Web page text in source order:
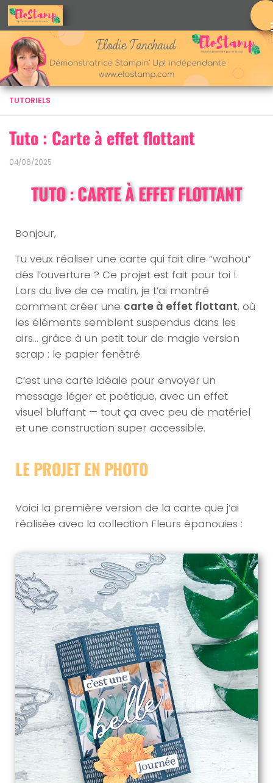
Skip to content
TUTORIELS
Tuto : Carte à effet flottant
04/06/2025
TUTO : CARTE À EFFET FLOTTANT
Bonjour,
Tu veux réaliser une carte qui fait dire “wahou”
dès l’ouverture ? Ce projet est fait pour toi !
Lors du live de ce matin, je t’ai montré
comment créer une carte à effet flottant, où
les éléments semblent suspendus dans les
airs… grâce à un petit tour de magie version
scrap : le papier fenêtré.
C’est une carte idéale pour envoyer un
message léger et poétique, avec un effet
visuel bluffant — tout ça avec peu de matériel
et une construction super accessible.
LE PROJET EN PHOTO
Voici la première version de la carte que j’ai
réalisée avec la collection Fleurs épanouies :